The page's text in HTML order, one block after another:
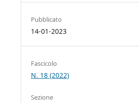
Pubblicato
14-01-2023
Fascicolo
N. 18 (2022)
Sezione